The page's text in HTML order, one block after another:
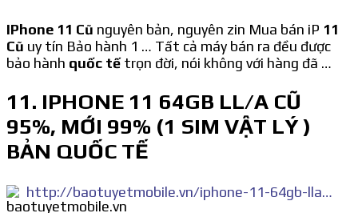
IPhone 11 Cũ nguyên bản, nguyên zin Mua bán iP 11
Cũ uy tín Bảo hành 1 … Tất cả máy bán ra đều được
bảo hành quốc tếtrọn đời, nói không với hàng đã …
11. IPHONE 11 64GB LL/A CŨ
95%, MỚI 99% (1 SIM VẬT LÝ )
BẢN QUỐC TẾ
http://baotuyetmobile.vn/iphone-11-64gb-lla-cu-95-moi-99-1-sim-vat-ly-ban-quoc-te-1-1-1719079.html